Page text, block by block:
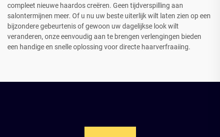
compleet nieuwe haardos creëren. Geen tijdverspilling aan
salontermijnen meer. Of u nu uw beste uiterlijk wilt laten zien op een
bijzondere gebeurtenis of gewoon uw dagelijkse look wilt
veranderen, onze eenvoudig aan te brengen verlengingen bieden
een handige en snelle oplossing voor directe haarverfraaiing.